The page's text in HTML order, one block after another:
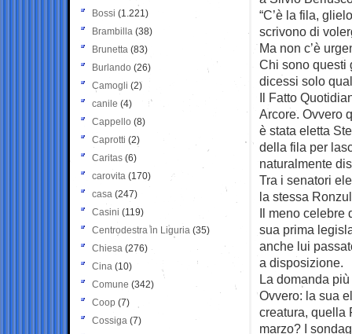
“C’è la fila,
scrivono di
Ma non c’è
Chi sono questi
dicessi solo
Il Fatto
Arcore. Ovvero
è stata eletta
della fila per
naturalmente
Tra i senatori
la stessa
Il meno celebre
sua prima
anche lui
a disposizione.
La domanda più
Ovvero: la sua
creatura, quella
marzo? I
Bossi (1.221)
Brambilla (38)
Brunetta (83)
Burlando (26)
Camogli (2)
canile (4)
Cappello (8)
Caprotti (2)
Caritas (6)
carovita (170)
casa (247)
Casini (119)
Centrodestra in Liguria (35)
Chiesa (276)
Cina (10)
Comune (342)
Coop (7)
Cossiga (7)